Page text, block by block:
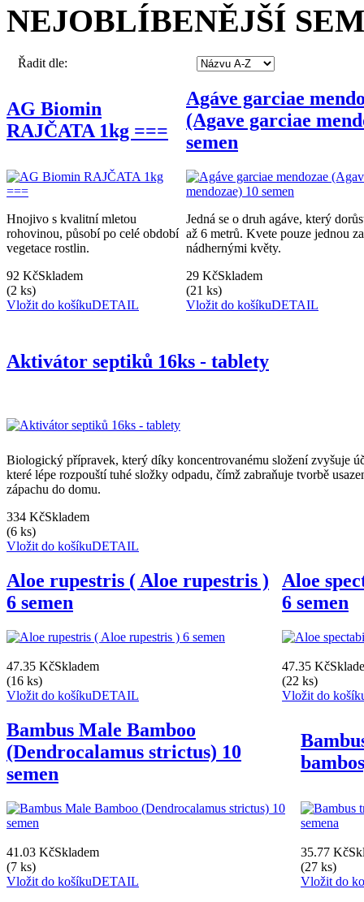
NEJOBLÍBENĚJŠÍ
Řadit dle:
AG Biomin
RAJČATA 1kg ===
Agáve garciae
(Agave garciae
semen
Hnojivo s kvalitní mletou
rohovinou, působí po celé období
vegetace rostlin.
Jedná se o druh agáve, který
až 6 metrů. Kvete pouze jednou
nádhernými květy.
92 KčSkladem
(2 ks)
Vložit do košíkuDETAIL
29 KčSkladem
(21 ks)
Vložit do košíkuDETAIL
Aktivátor septiků 16ks - tablety
Biologický přípravek, který díky koncentrovanému složení zvyšuje
které lépe rozpouští tuhé složky odpadu, čímž zabraňuje tvorbě
zápachu do domu.
334 KčSkladem
(6 ks)
Vložit do košíkuDETAIL
Aloe rupestris ( Aloe rupestris )
6 semen
Aloe
6 semen
47.35 KčSkladem
(16 ks)
Vložit do košíkuDETAIL
47.35 Kč
(22 ks)
Vložit do
Bambus Male Bamboo
(Dendrocalamus strictus) 10
semen
41.03 KčSkladem
(7 ks)
Vložit do košíkuDETAIL
35.77 Kč
(27 ks)
Vložit do